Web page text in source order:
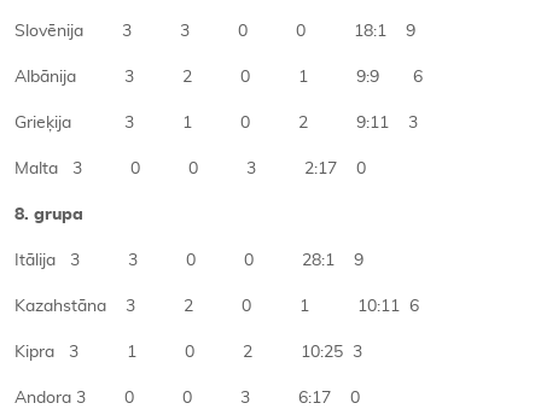
Slovēnija 3 3 0 0 18:1 9
Albānija 3 2 0 1 9:9 6
Grieķija 3 1 0 2 9:11 3
Malta 3 0 0 3 2:17 0
8. grupa
Itālija 3 3 0 0 28:1 9
Kazahstāna 3 2 0 1 10:11 6
Kipra 3 1 0 2 10:25 3
Andora 3 0 0 3 6:17 0